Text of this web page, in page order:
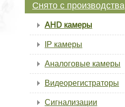
Снято с производства
AHD камеры
IP камеры
Аналоговые камеры
Видеорегистраторы
Сигнализации